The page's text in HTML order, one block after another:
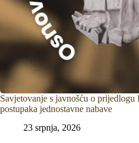
Savjetovanje s javnošću o
postupaka jednostavne nabave
23 srpnja, 2026